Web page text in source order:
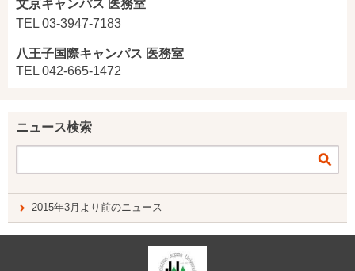
文京キャンパス 医務室
TEL 03-3947-7183
八王子国際キャンパス 医務室
TEL 042-665-1472
ニュース検索
2015年3月より前のニュース